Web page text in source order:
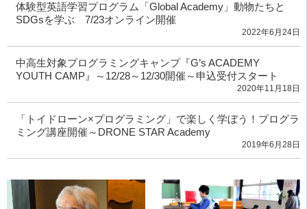
体験型英語学習プログラム「Global Academy」動物たちと
SDGsを学ぶ 7/23オンライン開催
2022年6月24日
中高生対象プログラミングキャンプ『G’s ACADEMY
YOUTH CAMP』～12/28～12/30開催～申込受付スタート
2020年11月18日
「トイドローン×プログラミング」で楽しく学ぼう！プログラ
ミング講座開催～DRONE STAR Academy
2019年6月28日